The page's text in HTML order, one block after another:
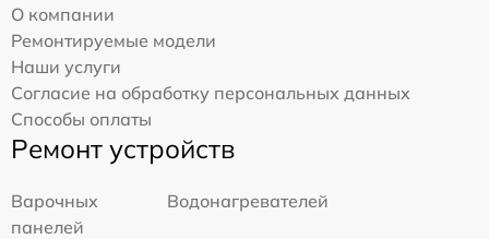
О компании
Ремонтируемые модели
Наши услуги
Согласие на обработку персональных данных
Способы оплаты
Ремонт устройств
Варочных
панелей
Водонагревателей